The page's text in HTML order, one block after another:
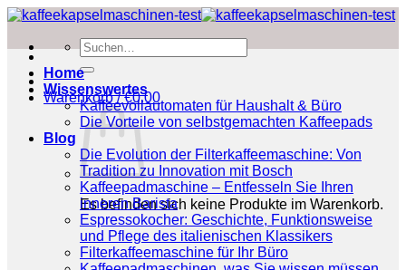
Zum
springen
Suchen
nach:
Warenkorb /€0.00
Es befinden sich keine Produkte im Warenkorb.
Home
Wissenswertes
Kaffeevollautomaten für Haushalt & Büro
Die Vorteile von selbstgemachten Kaffeepads
Blog
Die Evolution der Filterkaffeemaschine: Von
Tradition zu Innovation mit Bosch
Kaffeepadmaschine – Entfesseln Sie Ihren
inneren Barista
Espressokocher: Geschichte, Funktionsweise
und Pflege des italienischen Klassikers
Filterkaffeemaschine für Ihr Büro